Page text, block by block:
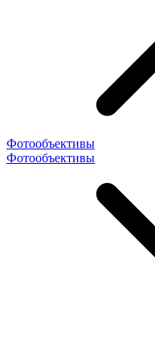
Фотообъективы
Фотообъективы